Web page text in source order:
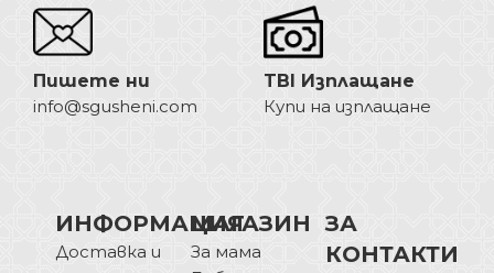
Пишете ни
info@sgusheni.com
TBI Изплащане
Купи на изплащане
ИНФОРМАЦИЯ
Доставка и
МАГАЗИН
За мама
ЗА
КОНТАКТИ